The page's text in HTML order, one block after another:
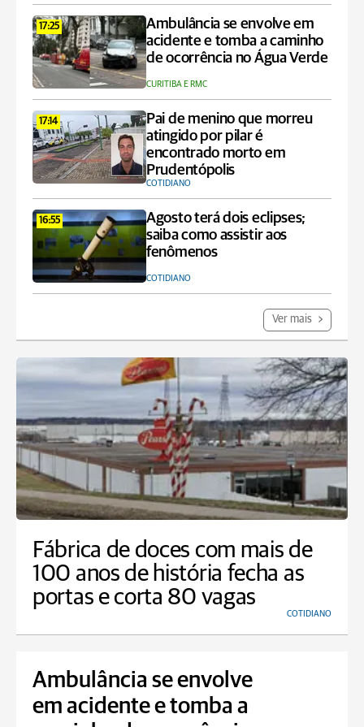
17:25
Ambulância se envolve em
acidente e tomba a caminho
de ocorrência no Água Verde
CURITIBA E RMC
17:14
Pai de menino que morreu
atingido por pilar é
encontrado morto em
Prudentópolis
COTIDIANO
16:55
Agosto terá dois eclipses;
saiba como assistir aos
fenômenos
COTIDIANO
Ver mais
Fábrica de doces com mais de
100 anos de história fecha as
portas e corta 80 vagas
COTIDIANO
Ambulância se envolve
em acidente e tomba a